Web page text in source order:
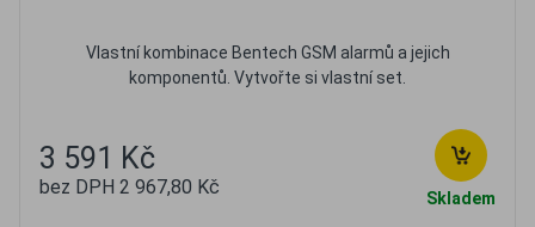
Vlastní kombinace Bentech GSM alarmů a jejich
komponentů. Vytvořte si vlastní set.
3 591 Kč
bez DPH 2 967,80 Kč Skladem